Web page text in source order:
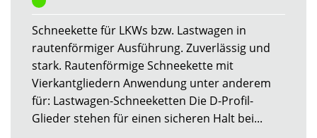
Schneekette für LKWs bzw. Lastwagen in
rautenförmiger Ausführung. Zuverlässig und
stark. Rautenförmige Schneekette mit
Vierkantgliedern Anwendung unter anderem
für: Lastwagen-Schneeketten Die D-Profil-
Glieder stehen für einen sicheren Halt bei...